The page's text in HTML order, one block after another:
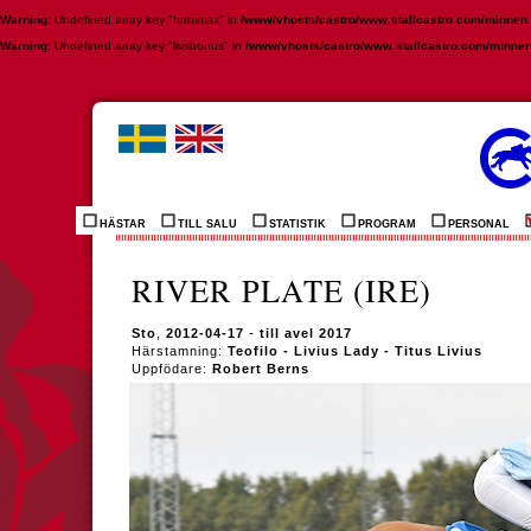
Warning: Undefined array key "formmax" in /www/vhosts/castro/www.stallcastro.com/
Warning: Undefined array key "livsbonus" in /www/vhosts/castro/www.stallcastro.com/
HÄSTAR TILL SALU STATISTIK PROGRAM PERSONAL
RIVER PLATE (IRE)
Sto 2012-04-17 - till avel 2017
Härstamning: Teofilo - Livius Lady - Titus Livius
Uppfödare: Robert Berns